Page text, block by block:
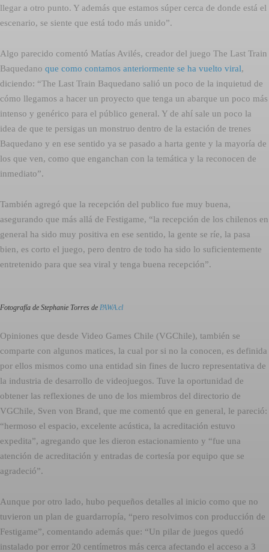
llegar a otro punto. Y además que estamos súper cerca de donde está el
escenario, se siente que está todo más unido”.
Algo parecido comentó Matías Avilés, creador del juego The Last Train
Baquedano que como contamos anteriormente se ha vuelto viral,
diciendo: “The Last Train Baquedano salió un poco de la inquietud de
cómo llegamos a hacer un proyecto que tenga un abarque un poco más
intenso y genérico para el público general. Y de ahí sale un poco la
idea de que te persigas un monstruo dentro de la estación de trenes
Baquedano y en ese sentido ya se pasado a harta gente y la mayoría de
los que ven, como que enganchan con la temática y la reconocen de
inmediato”.
También agregó que la recepción del publico fue muy buena,
asegurando que más allá de Festigame, “la recepción de los chilenos en
general ha sido muy positiva en ese sentido, la gente se ríe, la pasa
bien, es corto el juego, pero dentro de todo ha sido lo suficientemente
entretenido para que sea viral y tenga buena recepción”.
Fotografía de Stephanie Torres de PAWA.cl
Opiniones que desde Video Games Chile (VGChile), también se
comparte con algunos matices, la cual por si no la conocen, es definida
por ellos mismos como una entidad sin fines de lucro representativa de
la industria de desarrollo de videojuegos. Tuve la oportunidad de
obtener las reflexiones de uno de los miembros del directorio de
VGChile, Sven von Brand, que me comentó que en general, le pareció:
“hermoso el espacio, excelente acústica, la acreditación estuvo
expedita”, agregando que les dieron estacionamiento y “fue una
atención de acreditación y entradas de cortesía por equipo que se
agradeció”.
Aunque por otro lado, hubo pequeños detalles al inicio como que no
tuvieron un plan de guardarropía, “pero resolvimos con producción de
Festigame”, comentando además que: “Un pilar de juegos quedó
instalado por error 20 centímetros más cerca afectando el acceso a 3